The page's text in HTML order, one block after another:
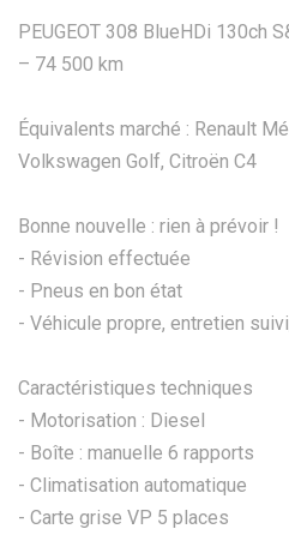
PEUGEOT 308 BlueHDi 130ch
– 74 500 km
Équivalents marché : Renault
Volkswagen Golf, Citroën C4
Bonne nouvelle : rien à prévoir !
- Révision effectuée
- Pneus en bon état
- Véhicule propre, entretien
Caractéristiques techniques
- Motorisation : Diesel
- Boîte : manuelle 6 rapports
- Climatisation automatique
- Carte grise VP 5 places